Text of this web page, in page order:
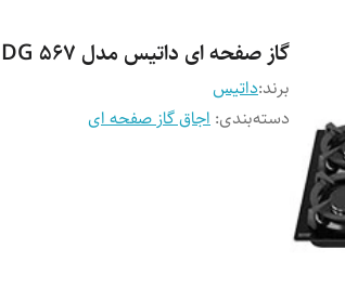
گاز صفحه ای داتیس مدل DG 567
برند:داتیس
دسته‌بندی: اجاق گاز صفحه ای